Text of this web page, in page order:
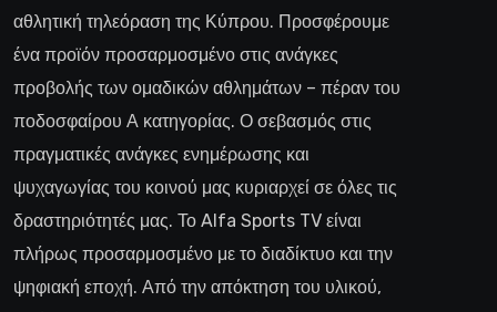
αθλητική τηλεόραση της Κύπρου. Προσφέρουμε
ένα προϊόν προσαρμοσμένο στις ανάγκες
προβολής των ομαδικών αθλημάτων – πέραν του
ποδοσφαίρου Α κατηγορίας. Ο σεβασμός στις
πραγματικές ανάγκες ενημέρωσης και
ψυχαγωγίας του κοινού μας κυριαρχεί σε όλες τις
δραστηριότητές μας. Το Alfa Sports TV είναι
πλήρως προσαρμοσμένο με το διαδίκτυο και την
ψηφιακή εποχή. Από την απόκτηση του υλικού,